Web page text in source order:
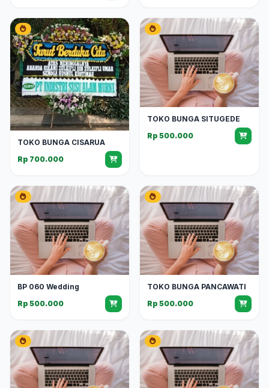
TOKO BUNGA CISARUA
Rp 700.000
TOKO BUNGA SITUGEDE
Rp 500.000
BP 060 Wedding
Rp 500.000
TOKO BUNGA PANCAWATI
Rp 500.000